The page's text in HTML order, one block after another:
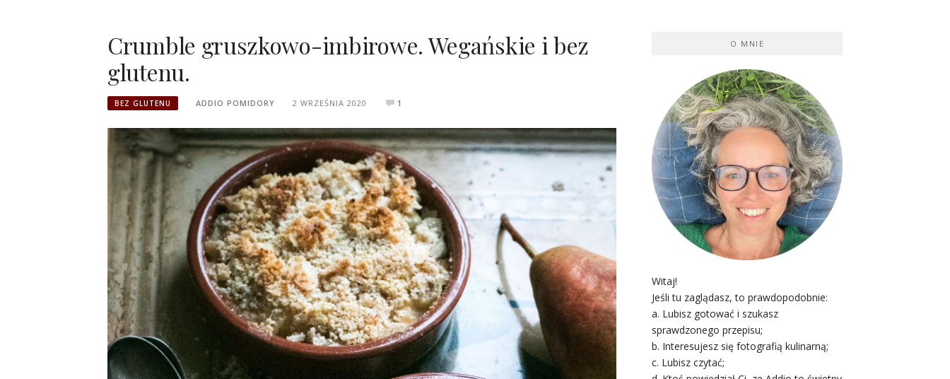
Crumble gruszkowo-imbirowe. Wegańskie i bez
glutenu.
BEZ GLUTENU ADDIO POMIDORY 2 WRZEŚNIA 2020 1
O MNIE
Witaj!
Jeśli tu zaglądasz, to prawdopodobnie:
a. Lubisz gotować i szukasz
sprawdzonego przepisu;
b. Interesujesz się fotografią kulinarną;
c. Lubisz czytać;